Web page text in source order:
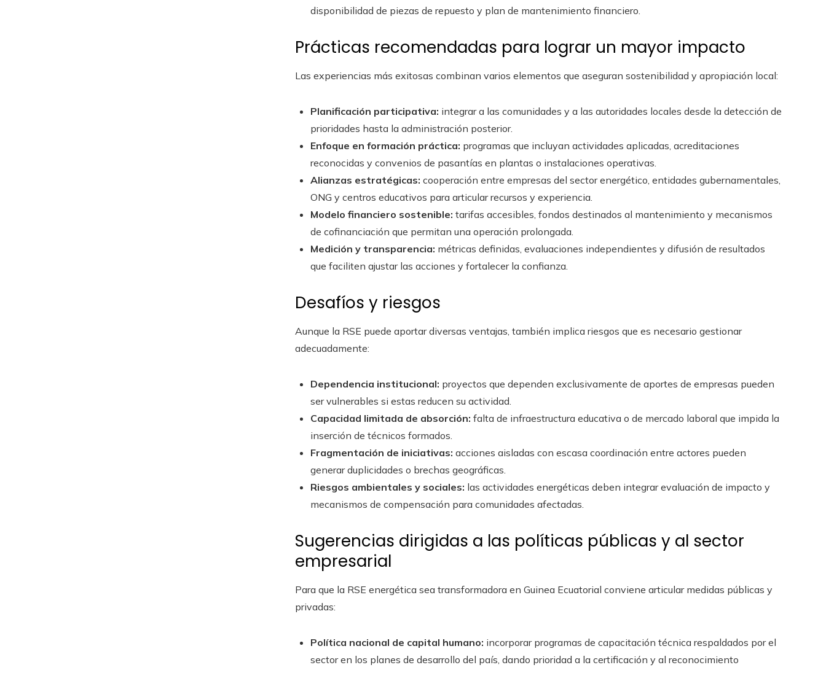
disponibilidad de piezas de repuesto y plan de mantenimiento financiero.
Prácticas recomendadas para lograr un mayor impacto
Las experiencias más exitosas combinan varios elementos que aseguran sostenibilidad y apropiación local:
Planificación participativa: integrar a las comunidades y a las autoridades locales desde la detección de
prioridades hasta la administración posterior.
Enfoque en formación práctica: programas que incluyan actividades aplicadas, acreditaciones
reconocidas y convenios de pasantías en plantas o instalaciones operativas.
Alianzas estratégicas: cooperación entre empresas del sector energético, entidades gubernamentales,
ONG y centros educativos para articular recursos y experiencia.
Modelo financiero sostenible: tarifas accesibles, fondos destinados al mantenimiento y mecanismos
de cofinanciación que permitan una operación prolongada.
Medición y transparencia: métricas definidas, evaluaciones independientes y difusión de resultados
que faciliten ajustar las acciones y fortalecer la confianza.
Desafíos y riesgos
Aunque la RSE puede aportar diversas ventajas, también implica riesgos que es necesario gestionar
adecuadamente:
Dependencia institucional: proyectos que dependen exclusivamente de aportes de empresas pueden
ser vulnerables si estas reducen su actividad.
Capacidad limitada de absorción: falta de infraestructura educativa o de mercado laboral que impida la
inserción de técnicos formados.
Fragmentación de iniciativas: acciones aisladas con escasa coordinación entre actores pueden
generar duplicidades o brechas geográficas.
Riesgos ambientales y sociales: las actividades energéticas deben integrar evaluación de impacto y
mecanismos de compensación para comunidades afectadas.
Sugerencias dirigidas a las políticas públicas y al sector
empresarial
Para que la RSE energética sea transformadora en Guinea Ecuatorial conviene articular medidas públicas y
privadas:
Política nacional de capital humano: incorporar programas de capacitación técnica respaldados por el
sector en los planes de desarrollo del país, dando prioridad a la certificación y al reconocimiento